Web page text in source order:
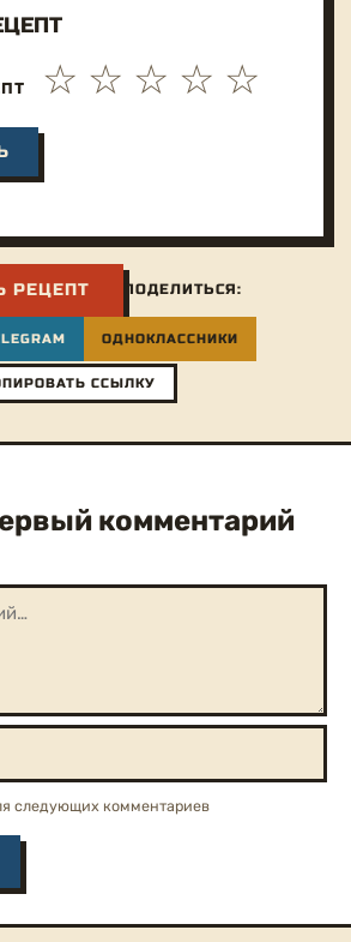
РЕЦЕПТ ПОДЕЛИТЬСЯ:
ОДНОКЛАССНИКИ
ССЫЛКУ
комментарий
следующих комментариев